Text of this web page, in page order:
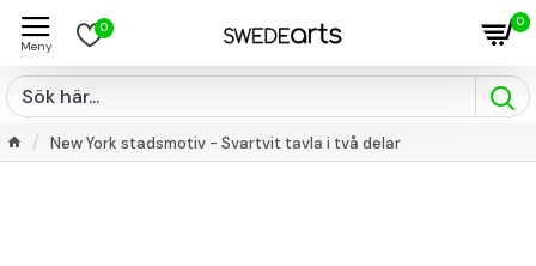
0 0
New York stadsmotiv - Svartvit tavla i två delar